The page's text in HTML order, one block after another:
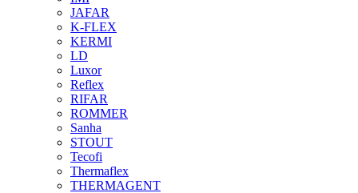
JAFAR
K-FLEX
KERMI
LD
Luxor
Reflex
RIFAR
ROMMER
Sanha
STOUT
Tecofi
Thermaflex
THERMAGENT